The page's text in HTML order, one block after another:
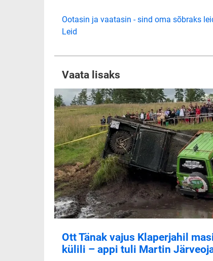
Ootasin ja vaatasin - sind oma sõbraks
Leid
Vaata lisaks
Ott Tänak vajus Klaperjahil
külili – appi tuli Martin